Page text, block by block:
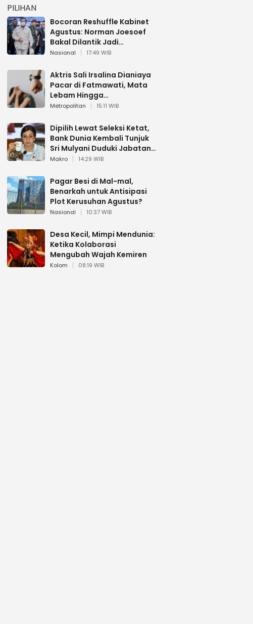
PILIHAN
Bocoran Reshuffle Kabinet
Agustus: Norman Joesoef
Bakal Dilantik Jadi
Wamenhan RI
Nasional 17:49 WIB
Aktris Sali Irsalina Dianiaya
Pacar di Fatmawati, Mata
Lebam Hingga
Diselamatkan Polantas
Metropolitan 15:11 WIB
Dipilih Lewat Seleksi Ketat,
Bank Dunia Kembali Tunjuk
Sri Mulyani Duduki Jabatan
Strategis
Makro 14:29 WIB
Pagar Besi di Mal-mal,
Benarkah untuk Antisipasi
Plot Kerusuhan Agustus?
Nasional 10:37 WIB
Desa Kecil, Mimpi Mendunia:
Ketika Kolaborasi
Mengubah Wajah Kemiren
Kolom 08:19 WIB